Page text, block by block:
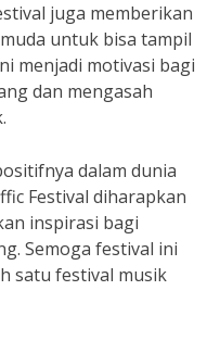
juga memberikan
untuk bisa tampil
menjadi motivasi bagi
dan mengasah
dalam dunia
Festival diharapkan
inspirasi bagi
Semoga festival ini
satu festival musik